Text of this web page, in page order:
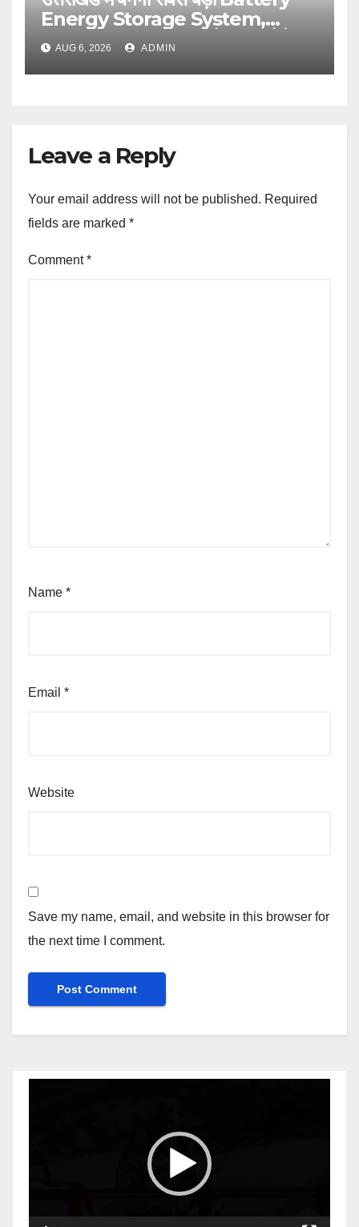
Energy Storage System,
UJVNL लगाएगा 352 करोड़ का प्रोजेक्ट
AUG 6, 2026 ADMIN
Leave a Reply
Your email address will not be published. Required
fields are marked *
Comment*
Name *
Email *
Website
Save my name, email, and website in this browser for
the next time I comment.